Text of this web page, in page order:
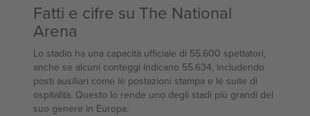
Fatti e cifre su The National
Arena
Lo stadio ha una capacità ufficiale di 55.600 spettatori,
anche se alcuni conteggi indicano 55.634, includendo
posti ausiliari come le postazioni stampa e le suite di
ospitalità. Questo lo rende uno degli stadi più grandi del
suo genere in Europa.